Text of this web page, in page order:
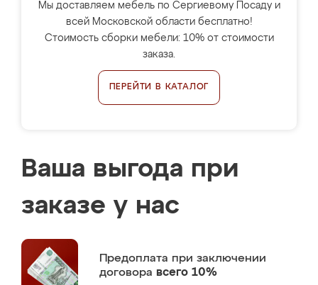
Мы доставляем мебель по Сергиевому Посаду и
всей Московской области бесплатно!
Стоимость сборки мебели: 10% от стоимости
заказа.
ПЕРЕЙТИ В КАТАЛОГ
Ваша выгода при
заказе у нас
Предоплата при заключении
договора всего 10%